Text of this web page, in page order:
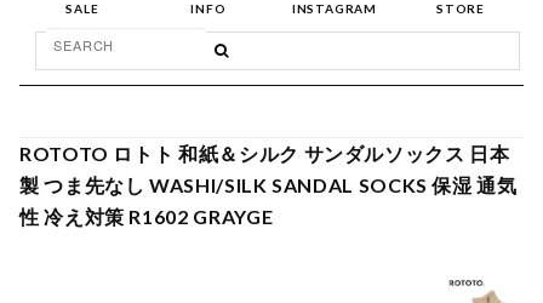
SALE INFO INSTAGRAM STORE
ROTOTO ロトト 和紙＆シルク サンダルソックス 日本
製 つま先なし WASHI/SILK SANDAL SOCKS 保湿 通気
性 冷え対策 R1602 GRAYGE